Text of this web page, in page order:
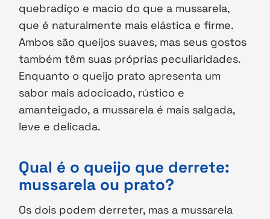
quebradiço e macio do que a mussarela,
que é naturalmente mais elástica e firme.
Ambos são queijos suaves, mas seus gostos
também têm suas próprias peculiaridades.
Enquanto o queijo prato apresenta um
sabor mais adocicado, rústico e
amanteigado, a mussarela é mais salgada,
leve e delicada.
Qual é o queijo que derrete:
mussarela ou prato?
Os dois podem derreter, mas a mussarela